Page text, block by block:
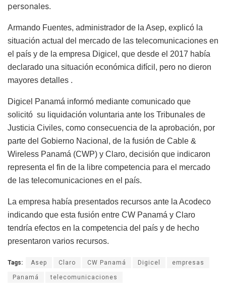
personales.
Armando Fuentes, administrador de la Asep, explicó la
situación actual del mercado de las telecomunicaciones en
el país y de la empresa Digicel, que desde el 2017 había
declarado una situación económica difícil, pero no dieron
mayores detalles .
Digicel Panamá informó mediante comunicado que
solicitó su liquidación voluntaria ante los Tribunales de
Justicia Civiles, como consecuencia de la aprobación, por
parte del Gobierno Nacional, de la fusión de Cable &
Wireless Panamá (CWP) y Claro, decisión que indicaron
representa el fin de la libre competencia para el mercado
de las telecomunicaciones en el país.
La empresa había presentados recursos ante la Acodeco
indicando que esta fusión entre CW Panamá y Claro
tendría efectos en la competencia del país y de hecho
presentaron varios recursos.
Tags: Asep Claro CW Panamá Digicel empresas
Panamá telecomunicaciones